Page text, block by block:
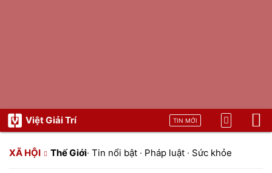
Việt Giải Trí TIN MỚI
XÃ HỘI Thế Giới· Tin nổi bật · Pháp luật · Sức khỏe